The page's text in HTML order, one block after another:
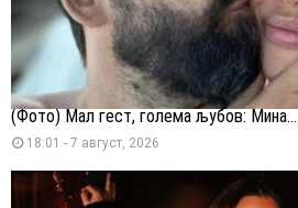
(Фото) Мал гест, голема љубов: Мина...
18:01 - 7 август, 2026